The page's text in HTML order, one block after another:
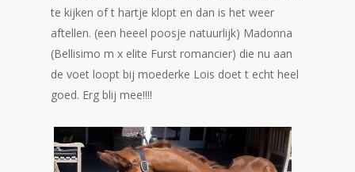
te kijken of t hartje klopt en dan is het weer
aftellen. (een heeel poosje natuurlijk) Madonna
(Bellisimo m x elite Furst romancier) die nu aan
de voet loopt bij moederke Lois doet t echt heel
goed. Erg blij mee!!!!